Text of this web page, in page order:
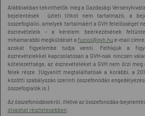
Alábbiakban tekinthetők meg a Gazdasági
bejelentések üzleti titkot nem tartalmazó, a
összefoglalói, amelyek tartalmáért a GVH felelősséget
észrevételeik - a kérelem beérkezésének
mihamarabbi megküldését a fuzios@gvh.hu e-mail
azokat figyelembe tudja venni. Felhívjuk a
észrevételekkel kapcsolatosan a GVH-nak nincsen
kötelezettsége, az észrevételeket a GVH nem őrzi
felek része. (Ugyanitt megtalálhatóak a korábbi, a
közötti szabályozás szerinti összefonódás
összefoglalók is.)
Az összefonódásokról, illetve az összefonódás-
olvashat részletesebben